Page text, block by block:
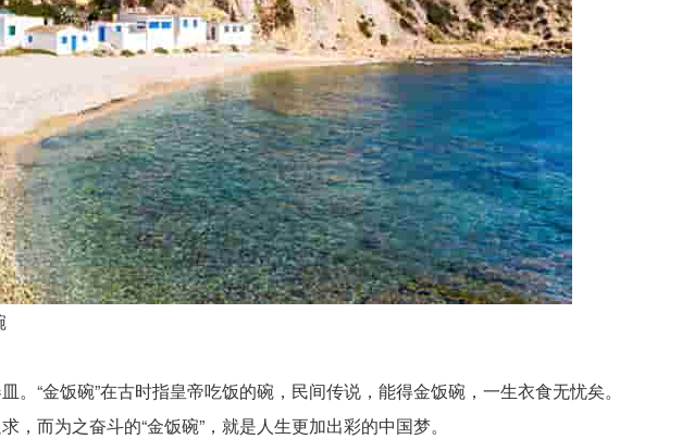
。“金饭碗”在古时指皇帝吃饭的碗，民间传说，能得金饭碗，一生衣食无忧矣。
，而为之奋斗的“金饭碗”，就是人生更加出彩的中国梦。